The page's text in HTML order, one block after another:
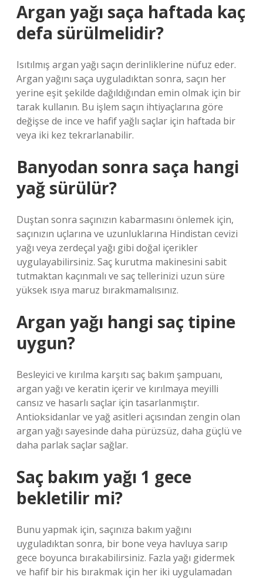
Argan yağı saça haftada kaç
defa sürülmelidir?
Isıtılmış argan yağı saçın derinliklerine nüfuz eder.
Argan yağını saça uyguladıktan sonra, saçın her
yerine eşit şekilde dağıldığından emin olmak için bir
tarak kullanın. Bu işlem saçın ihtiyaçlarına göre
değişse de ince ve hafif yağlı saçlar için haftada bir
veya iki kez tekrarlanabilir.
Banyodan sonra saça hangi
yağ sürülür?
Duştan sonra saçınızın kabarmasını önlemek için,
saçınızın uçlarına ve uzunluklarına Hindistan cevizi
yağı veya zerdeçal yağı gibi doğal içerikler
uygulayabilirsiniz. Saç kurutma makinesini sabit
tutmaktan kaçınmalı ve saç tellerinizi uzun süre
yüksek ısıya maruz bırakmamalısınız.
Argan yağı hangi saç tipine
uygun?
Besleyici ve kırılma karşıtı saç bakım şampuanı,
argan yağı ve keratin içerir ve kırılmaya meyilli
cansız ve hasarlı saçlar için tasarlanmıştır.
Antioksidanlar ve yağ asitleri açısından zengin olan
argan yağı sayesinde daha pürüzsüz, daha güçlü ve
daha parlak saçlar sağlar.
Saç bakım yağı 1 gece
bekletilir mi?
Bunu yapmak için, saçınıza bakım yağını
uyguladıktan sonra, bir bone veya havluya sarıp
gece boyunca bırakabilirsiniz. Fazla yağı gidermek
ve hafif bir his bırakmak için her iki uygulamadan